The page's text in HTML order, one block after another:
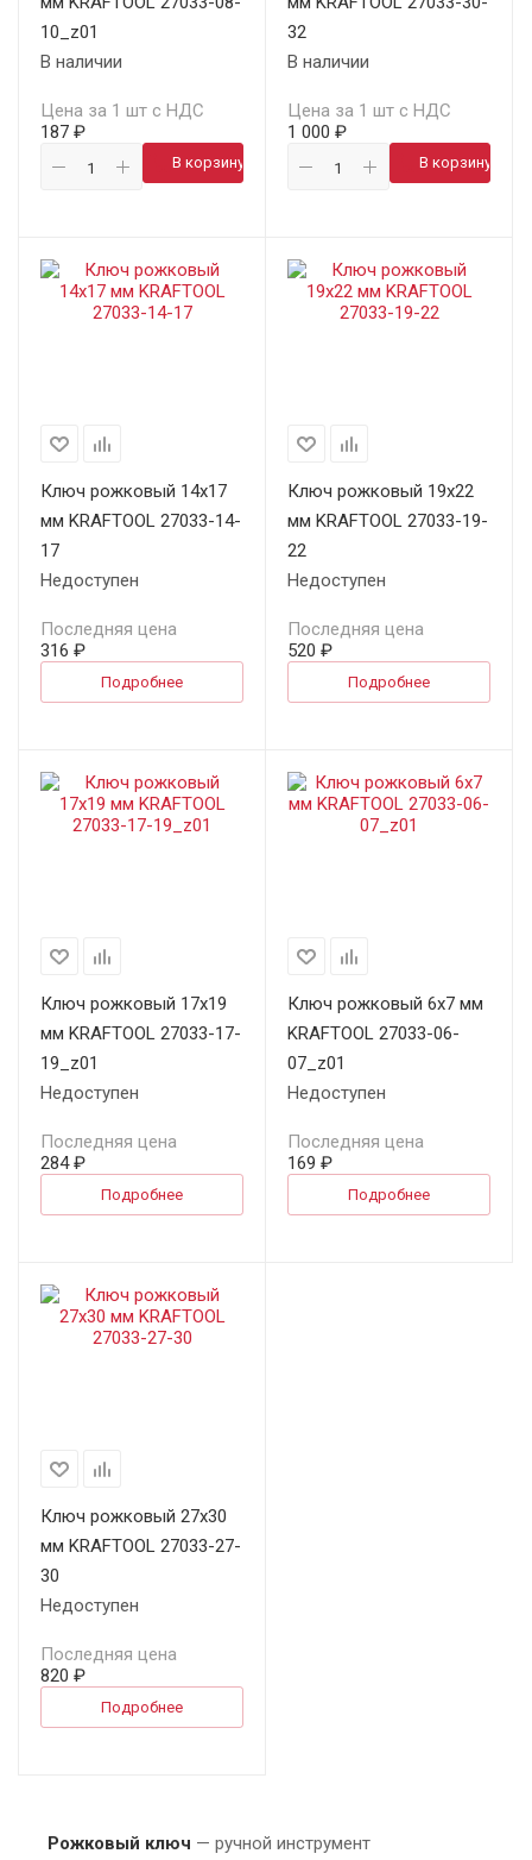
10_z01
В наличии
Цена за 1 шт с НДС
187 ₽
В корзину
32
В наличии
Цена за 1 шт с НДС
1 000 ₽
В корзину
Ключ рожковый 14х17
мм KRAFTOOL 27033-14-
17
Недоступен
Последняя цена
316 ₽
Подробнее
Ключ рожковый 19х22
мм KRAFTOOL 27033-19-
22
Недоступен
Последняя цена
520 ₽
Подробнее
Ключ рожковый 17х19
мм KRAFTOOL 27033-17-
19_z01
Недоступен
Последняя цена
284 ₽
Подробнее
Ключ рожковый 6х7 мм
KRAFTOOL 27033-06-
07_z01
Недоступен
Последняя цена
169 ₽
Подробнее
Ключ рожковый 27х30
мм KRAFTOOL 27033-27-
30
Недоступен
Последняя цена
820 ₽
Подробнее
Рожковый ключ — ручной инструмент